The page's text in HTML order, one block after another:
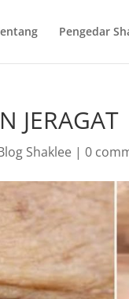
Pengedar
JERAGAT
Shaklee |0